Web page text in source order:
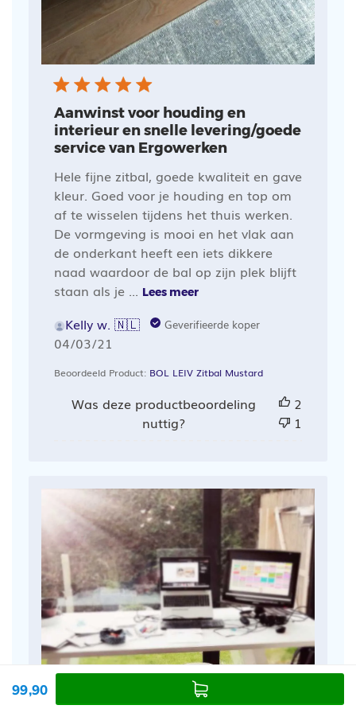
99,90
Aanwinst voor houding en
interieur en snelle levering/goede
service van Ergowerken
Hele fijne zitbal, goede kwaliteit en gave
kleur. Goed voor je houding en top om
af te wisselen tijdens het thuis werken.
De vormgeving is mooi en het vlak aan
de onderkant heeft een iets dikkere
naad waardoor de bal op zijn plek blijft
staan als je ...
Lees meer
Kelly w. 🇳🇱 Geverifieerde koper
Publicatiedatum
04/03/21
Beoordeeld Product: BOL LEIV Zitbal Mustard
Was deze productbeoordeling
nuttig?
2
1